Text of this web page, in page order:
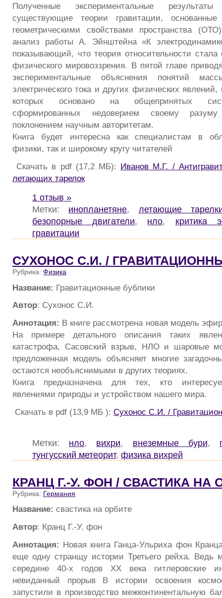
Полученные экспериментальные
существующие теории гравитации,
геометрическими свойствами пространства
анализ работы А. Эйнштейна «К
показывающий, что теория относительности стала
физического мировоззрения. В пятой главе
экспериментальные объяснения понятий
электрического тока и других физических явлений,
которых основано на общепринятых
сформированных недоверием своему
поклонением научным авторитетам.
Книга будет интересна как специалистам в
физики, так и широкому кругу читателей
Скачать в pdf (17,2 МБ): Иванов М.Г. /
летающих тарелок
1 отзыв »
Метки: инопланетяне, летающие
безопорные двигатели, нло, критика
гравитации
СУХОНОС С.И. /
Рубрика: Физика
Название: Гравитационные бублики
Автор: Сухонос С.И.
Аннотация: В книге рассмотрена новая модель
На примере детального описания таких
катастрофа, Сасовский взрыв, НЛО и шаровые
предложенная модель объясняет многие
остаются необъяснимыми в других теориях.
Книга предназначена для тех, кто
явлениями природы и устройством нашего мира.
Скачать в pdf (13,9 МБ ): Сухонос С.И. /
Метки: нло, вихри, внеземные бури,
тунгусский метеорит, физика вихрей
КРАНЦ Г.-У. ФОН / СВАСТИКА НА
Рубрика: Германия
Название: свастика на орбите
Автор: Кранц Г.-У. фон
Аннотация: Новая книга Ганца-Ульриха фон
еще одну странщу истории Третьего рейха. Ведь
середине 40-х годов XX века гитлеровские
невиданный прорыв В истории освоения
запустили в производство межконтинентальную